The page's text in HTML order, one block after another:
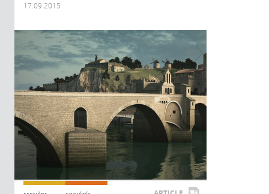
17.09.2015